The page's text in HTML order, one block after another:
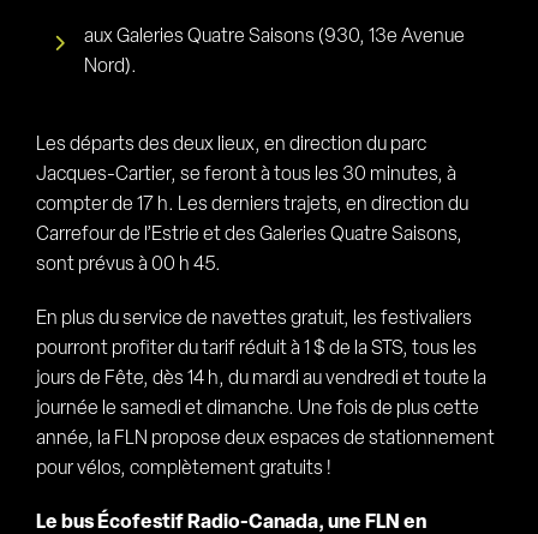
aux Galeries Quatre Saisons (930, 13e Avenue
Nord).
Les départs des deux lieux, en direction du parc
Jacques-Cartier, se feront à tous les 30 minutes, à
compter de 17 h. Les derniers trajets, en direction du
Carrefour de l’Estrie et des Galeries Quatre Saisons,
sont prévus à 00 h 45.
En plus du service de navettes gratuit, les festivaliers
pourront profiter du tarif réduit à 1 $ de la STS, tous les
jours de Fête, dès 14 h, du mardi au vendredi et toute la
journée le samedi et dimanche. Une fois de plus cette
année, la FLN propose deux espaces de stationnement
pour vélos, complètement gratuits !
Le bus Écofestif Radio-Canada, une FLN en